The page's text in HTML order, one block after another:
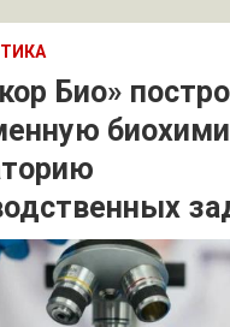
Био»